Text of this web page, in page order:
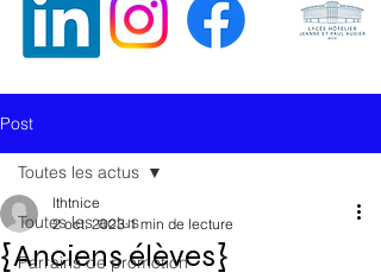
TOURISME DE NICE
Post
Toutes les actus
Parrains de promotion
Toutes les actus
{Anciens élèves}
lthtnice
2 oct. 2023 1 min de lecture